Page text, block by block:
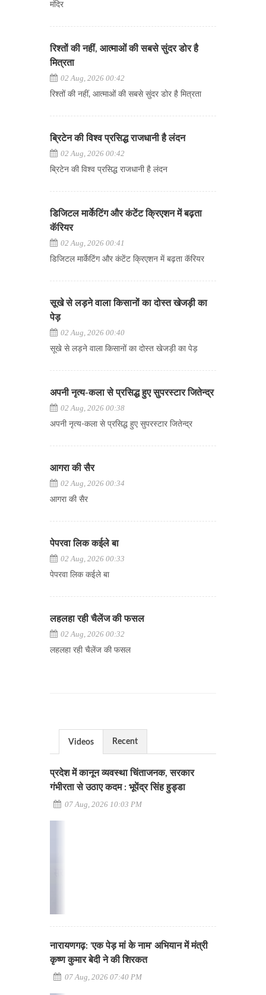
मंदिर
रिश्तों की नहीं, आत्माओं की सबसे सुंदर डोर है
मित्रता
02 Aug, 2026 00:42
रिश्तों की नहीं, आत्माओं की सबसे सुंदर डोर है मित्रता
ब्रिटेन की विश्व प्रसिद्ध राजधानी है लंदन
02 Aug, 2026 00:42
ब्रिटेन की विश्व प्रसिद्ध राजधानी है लंदन
डिजिटल मार्केटिंग और कंटेंट क्रिएशन में बढ़ता
कॅरियर
02 Aug, 2026 00:41
डिजिटल मार्केटिंग और कंटेंट क्रिएशन में बढ़ता कॅरियर
सूखे से लड़ने वाला किसानों का दोस्त खेजड़ी का
पेड़
02 Aug, 2026 00:40
सूखे से लड़ने वाला किसानों का दोस्त खेजड़ी का पेड़
अपनी नृत्य-कला से प्रसिद्ध हुए सुपरस्टार जितेन्द्र
02 Aug, 2026 00:38
अपनी नृत्य-कला से प्रसिद्ध हुए सुपरस्टार जितेन्द्र
आगरा की सैर
02 Aug, 2026 00:34
आगरा की सैर
पेपरवा लिक कईले बा
02 Aug, 2026 00:33
पेपरवा लिक कईले बा
लहलहा रही चैलेंज की फसल
02 Aug, 2026 00:32
लहलहा रही चैलेंज की फसल
Videos Recent
प्रदेश में कानून व्यवस्था चिंताजनक, सरकार
गंभीरता से उठाए कदम : भूपेंद्र सिंह हुड्डा
07 Aug, 2026 10:03 PM
नारायणगढ़: 'एक पेड़ मां के नाम' अभियान में मंत्री
कृष्ण कुमार बेदी ने की शिरकत
07 Aug, 2026 07:40 PM